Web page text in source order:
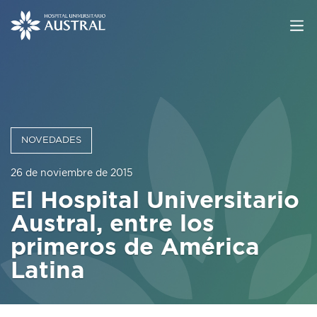
NOVEDADES
26 de noviembre de 2015
El Hospital Universitario
Austral, entre los
primeros de América
Latina